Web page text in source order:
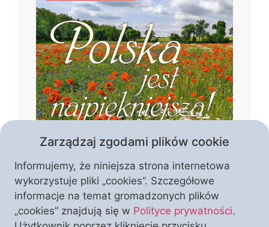
Czym jest piękno Polski? Czy tworzą je
Zarządzaj zgodami plików cookie
Informujemy, że niniejsza strona internetowa
wykorzystuje pliki „cookies”. Szczegółowe
informacje na temat gromadzonych plików
„cookies” znajdują się w Polityce prywatności.